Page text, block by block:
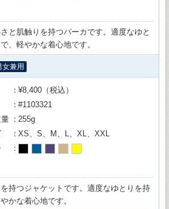
と肌触りを持つパーカです。適度なゆと
、軽やかな着心地です。
女兼用
¥8,400（税込）
#1103321
255g
XS、S、M、L、XL、XXL
持つジャケットです。適度なゆとりを持
かな着心地です。